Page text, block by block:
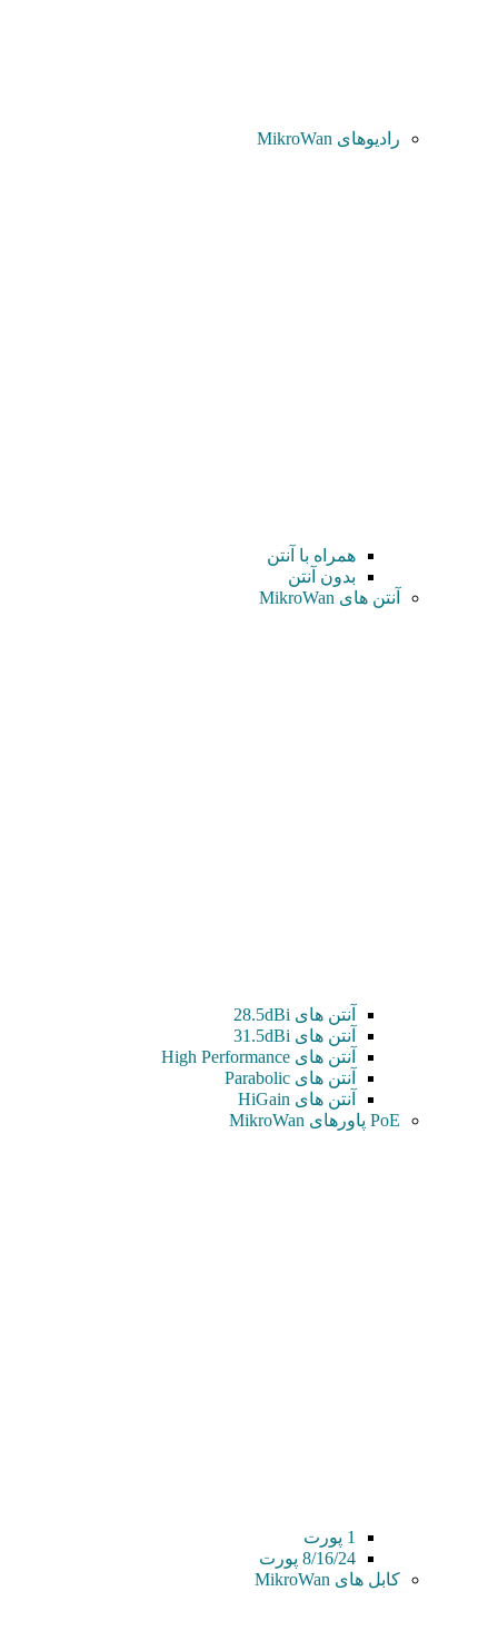
رادیوهای MikroWan
همراه با آنتن
بدون آنتن
آنتن های MikroWan
آنتن های 28.5dBi
آنتن های 31.5dBi
آنتن های High Performance
آنتن های Parabolic
آنتن های HiGain
PoE پاورهای MikroWan
1 پورت
8/16/24 پورت
کابل های MikroWan